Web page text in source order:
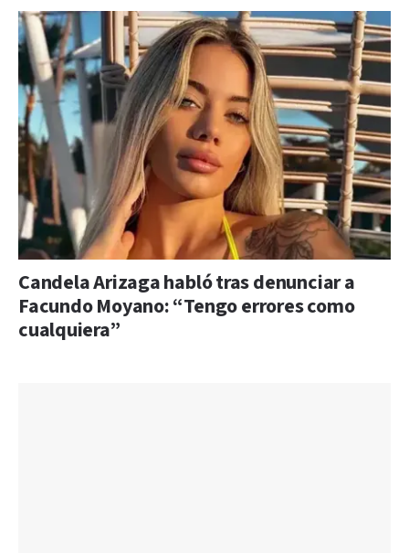
Candela Arizaga habló tras denunciar a
Facundo Moyano: “Tengo errores como
cualquiera”